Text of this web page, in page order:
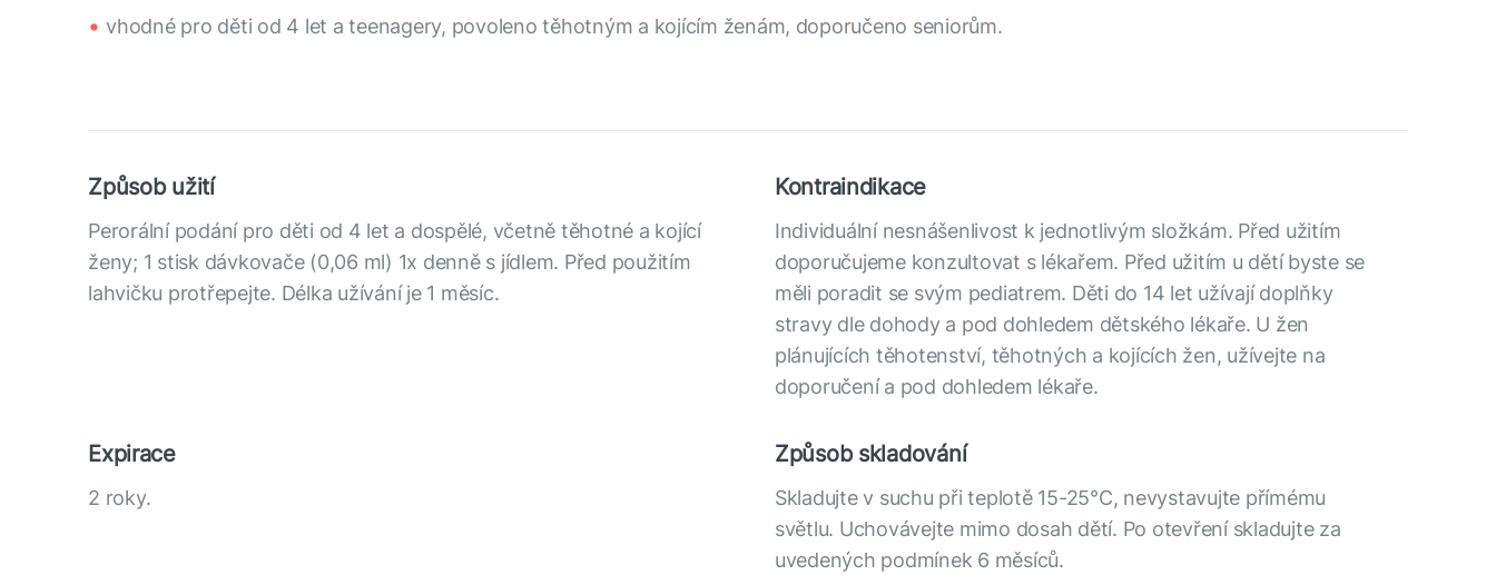
vhodné pro děti od 4 let a teenagery, povoleno těhotným a kojícím ženám, doporučeno seniorům.
Způsob užití
Perorální podání pro děti od 4 let a dospělé, včetně těhotné a kojící
ženy; 1 stisk dávkovače (0,06 ml) 1x denně s jídlem. Před použitím
lahvičku protřepejte. Délka užívání je 1 měsíc.
Kontraindikace
Individuální nesnášenlivost k jednotlivým složkám. Před užitím
doporučujeme konzultovat s lékařem. Před užitím u dětí byste se
měli poradit se svým pediatrem. Děti do 14 let užívají doplňky
stravy dle dohody a pod dohledem dětského lékaře. U žen
plánujících těhotenství, těhotných a kojících žen, užívejte na
doporučení a pod dohledem lékaře.
Expirace
2 roky.
Způsob skladování
Skladujte v suchu při teplotě 15-25°C, nevystavujte přímému
světlu. Uchovávejte mimo dosah dětí. Po otevření skladujte za
uvedených podmínek 6 měsíců.